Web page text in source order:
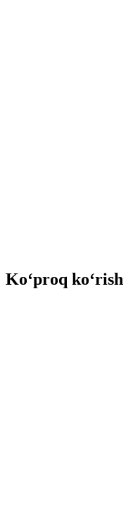
Ko‘proq ko‘rish